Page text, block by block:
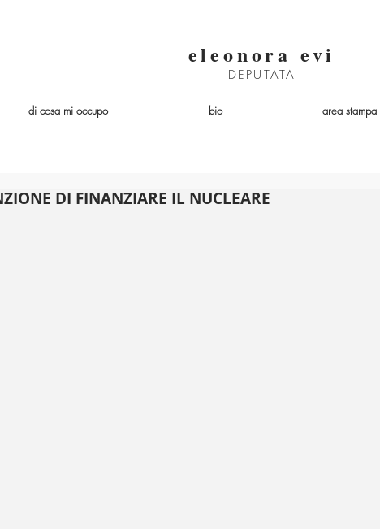
eleonora evi
DEPUTATA
di cosa mi occupo bio area stampa
DI FINANZIARE IL NUCLEARE